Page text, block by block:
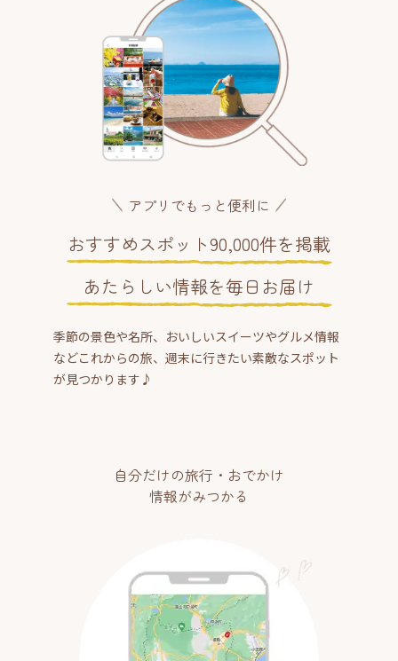
アプリでもっと便利に
おすすめスポット90,000件を掲載
あたらしい情報を毎日お届け
季節の景色や名所、おいしいスイーツやグルメ情報
などこれからの旅、週末に行きたい素敵なスポット
が見つかります♪
自分だけの旅行・おでかけ
情報がみつかる